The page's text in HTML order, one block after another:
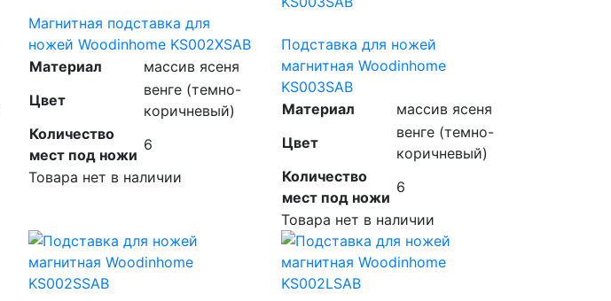
Магнитная подставка для
ножей Woodinhome KS002XSAB
Материал
массив ясеня
Цвет
венге (темно-
коричневый)
Количество
мест под ножи
6
Товара нет в наличии
Подставка для ножей
магнитная Woodinhome
KS003SAB
Материал
массив ясеня
Цвет
венге (темно-
коричневый)
Количество
мест под ножи
6
Товара нет в наличии